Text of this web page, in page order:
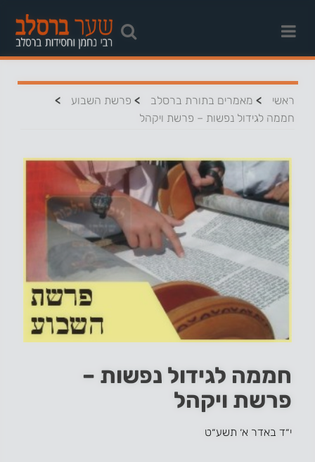
ראשי > מאמרים בתורת ברסלב > פרשת השבוע >
חממה לגידול נפשות – פרשת ויקהל
חממה לגידול נפשות –
פרשת ויקהל
י״ד באדר א׳ תשע״ט